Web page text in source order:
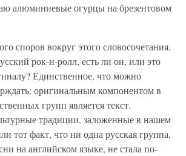
алюминиевые огурцы на брезентовом
споров вокруг этого словосочетания.
рок-н-ролл, есть ли он, или это
Единственное, что можно
оригинальным компонентом в
групп является текст.
традиции, заложенные в нашем
тот факт, что ни одна русская группа,
на английском языке, не стала по-